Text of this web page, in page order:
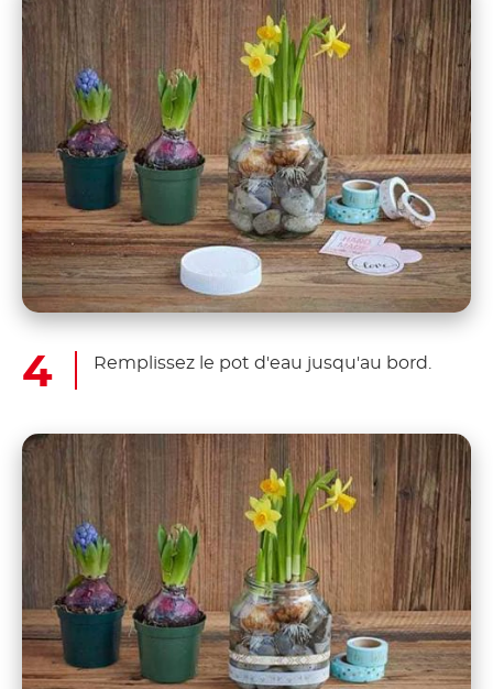
Remplissez le pot d'eau jusqu'au bord.